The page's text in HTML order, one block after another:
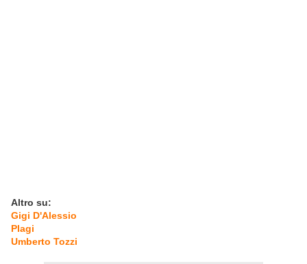
Altro su:
Gigi D'Alessio
Plagi
Umberto Tozzi